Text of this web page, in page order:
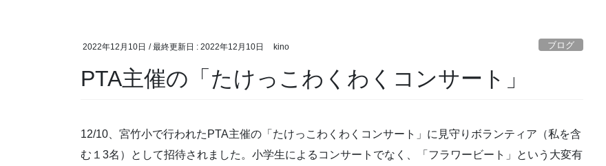
2022年12月10日 / 最終更新日 : 2022年12月10日 kino ブログ
PTA主催の「たけっこわくわくコンサート」
12/10、宮竹小で行われたPTA主催の「たけっこわくわくコンサート」に見守りボランティア（私を含
む１3名）として招待されました。小学生によるコンサートでなく、「フラワービート」という大変有